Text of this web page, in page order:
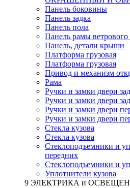
Панель боковины
Панель задка
Панель пола
Панель рамы ветрового
Панель, детали крыши
Платформа грузовая
Платформа грузовая
Привод и механизм
Рама
Ручки и замки двери
Ручки и замки двери
Ручки и замки двери
Ручки и замки двери
Стекла кузова
Стекла кузова
Стеклоподъемники и
передних
Стеклоподъемники и
Уплотнители кузова
9 ЭЛЕКТРИКА и